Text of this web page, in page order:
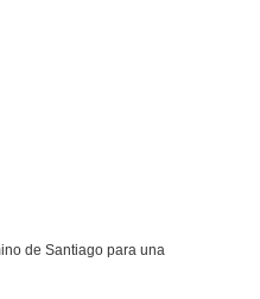
de Santiago para una